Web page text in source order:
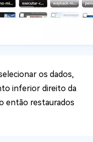
os dados,
inferior direito da
então restaurados